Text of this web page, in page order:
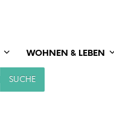
WOHNEN & LEBEN
SUCHE